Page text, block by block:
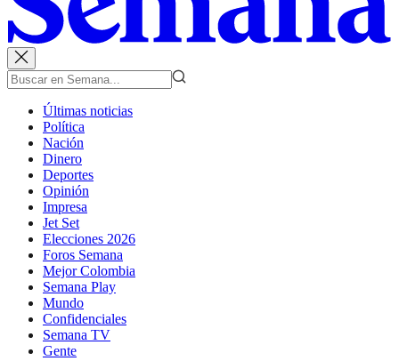
Últimas noticias
Política
Nación
Dinero
Deportes
Opinión
Impresa
Jet Set
Elecciones 2026
Foros Semana
Mejor Colombia
Semana Play
Mundo
Confidenciales
Semana TV
Gente